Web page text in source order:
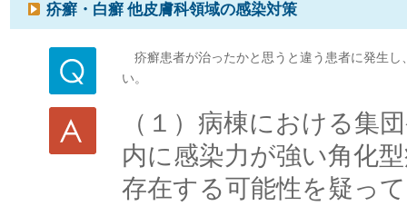
疥癬・白癬 他皮膚科領域の感染対策
疥癬患者が治ったかと思うと違う患者に発生し
い。
（１）病棟における集
内に感染力が強い角化
存在する可能性を疑っ